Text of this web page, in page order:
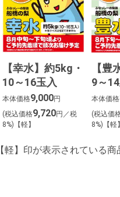
【幸水】約5kg・
10～16玉入
本体価格9,000円
(税込価格9,720円／税
8%)【軽】
【豊
9～
本体価格
(税込価
8%)【軽】
【軽】印が表示されている